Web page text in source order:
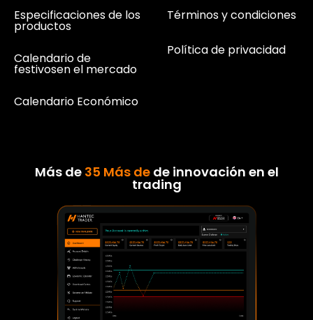
Especificaciones de los
productos
Calendario de
festivosen el mercado
Calendario Económico
Términos y condiciones
Política de privacidad
Más de 35 Más de de innovación en el
trading